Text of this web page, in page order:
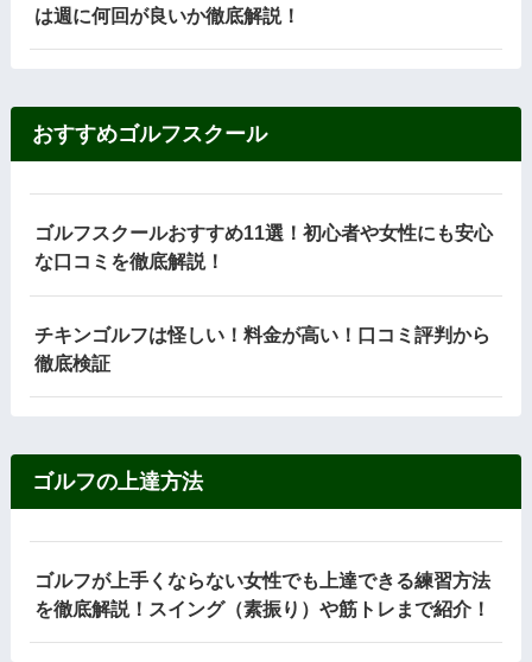
は週に何回が良いか徹底解説！
おすすめゴルフスクール
ゴルフスクールおすすめ11選！初心者や女性にも安心
な口コミを徹底解説！
チキンゴルフは怪しい！料金が高い！口コミ評判から
徹底検証
ゴルフの上達方法
ゴルフが上手くならない女性でも上達できる練習方法
を徹底解説！スイング（素振り）や筋トレまで紹介！